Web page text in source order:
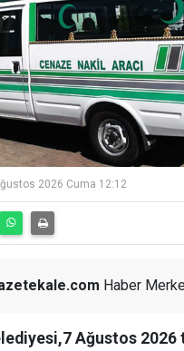
2026 Cuma 12:12
Haber
Ağustos